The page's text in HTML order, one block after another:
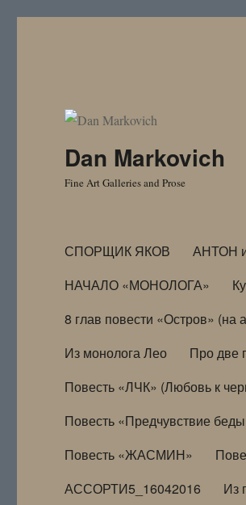
Dan Markovich
Fine Art Galleries and Prose
СПОРЩИК ЯКОВ АНТОН
НАЧАЛО «МОНОЛОГА»
8 глав повести «Остров» (на
Из монолога Лео
Про две
Повесть «ЛЧК» (Любовь к
Повесть «Предчувствие
Повесть «ЖАСМИН»
АССОРТИ5_16042016
Из